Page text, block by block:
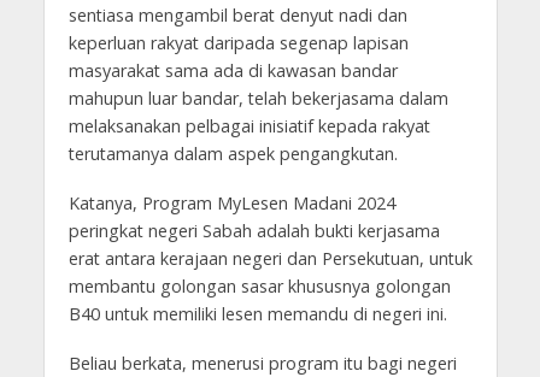
sentiasa mengambil berat denyut nadi dan
keperluan rakyat daripada segenap lapisan
masyarakat sama ada di kawasan bandar
mahupun luar bandar, telah bekerjasama dalam
melaksanakan pelbagai inisiatif kepada rakyat
terutamanya dalam aspek pengangkutan.
Katanya, Program MyLesen Madani 2024
peringkat negeri Sabah adalah bukti kerjasama
erat antara kerajaan negeri dan Persekutuan, untuk
membantu golongan sasar khususnya golongan
B40 untuk memiliki lesen memandu di negeri ini.
Beliau berkata, menerusi program itu bagi negeri